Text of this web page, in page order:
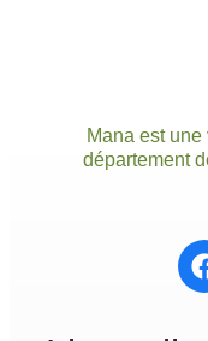
Mana est
département